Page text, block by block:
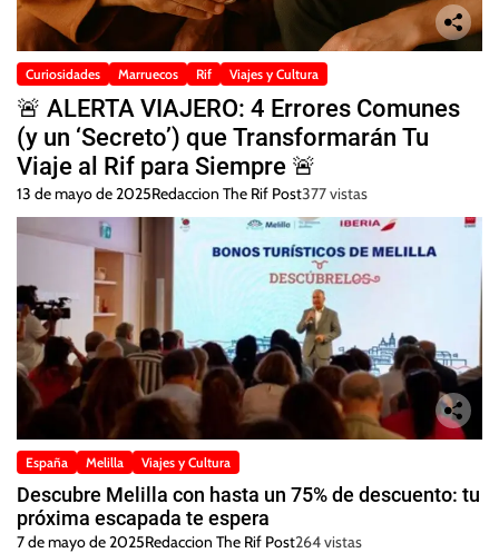
Curiosidades Marruecos Rif Viajes y Cultura
🚨 ALERTA VIAJERO: 4 Errores Comunes
(y un ‘Secreto’) que Transformarán Tu
Viaje al Rif para Siempre 🚨
13 de mayo de 2025Redaccion The Rif Post377 vistas
España Melilla Viajes y Cultura
Descubre Melilla con hasta un 75% de descuento: tu
próxima escapada te espera
7 de mayo de 2025Redaccion The Rif Post264 vistas